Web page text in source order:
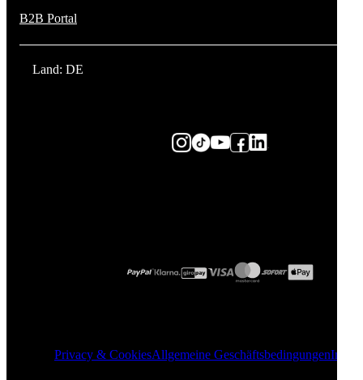
B2B Portal
Land: DE
Privacy & CookiesAllgemeine Geschäftsbedingungen